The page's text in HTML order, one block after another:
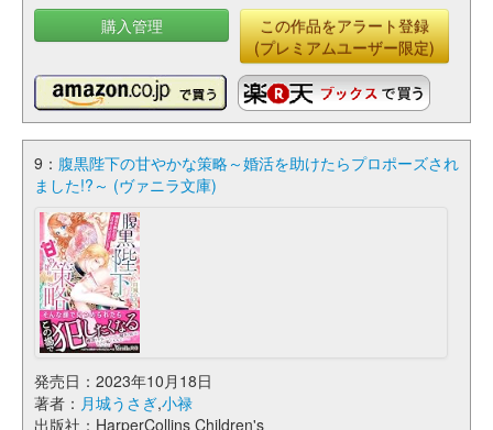
購入管理
この作品をアラート登録
(プレミアムユーザー限定)
9： 腹黒陛下の甘やかな策略～婚活を助けたらプロポーズされ
ました!?～ (ヴァニラ文庫)
発売日：2023年10月18日
著者： 月城うさぎ,小禄
出版社：HarperCollins Children's